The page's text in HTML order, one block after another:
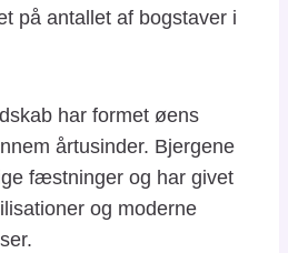
på antallet af bogstaver i
har formet øens
årtusinder. Bjergene
fæstninger og har givet
og moderne